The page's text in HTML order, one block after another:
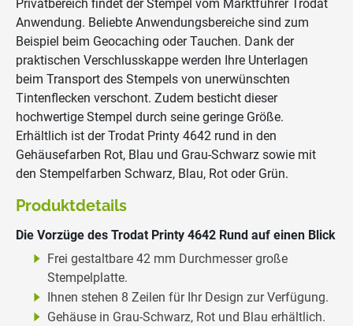
Privatbereich findet der Stempel vom Marktführer Trodat
Anwendung. Beliebte Anwendungsbereiche sind zum
Beispiel beim Geocaching oder Tauchen. Dank der
praktischen Verschlusskappe werden Ihre Unterlagen
beim Transport des Stempels von unerwünschten
Tintenflecken verschont. Zudem besticht dieser
hochwertige Stempel durch seine geringe Größe.
Erhältlich ist der Trodat Printy 4642 rund in den
Gehäusefarben Rot, Blau und Grau-Schwarz sowie mit
den Stempelfarben Schwarz, Blau, Rot oder Grün.
Produktdetails
Die Vorzüge des Trodat Printy 4642 Rund auf einen Blick
Frei gestaltbare 42 mm Durchmesser große
Stempelplatte.
Ihnen stehen 8 Zeilen für Ihr Design zur Verfügung.
Gehäuse in Grau-Schwarz, Rot und Blau erhältlich.